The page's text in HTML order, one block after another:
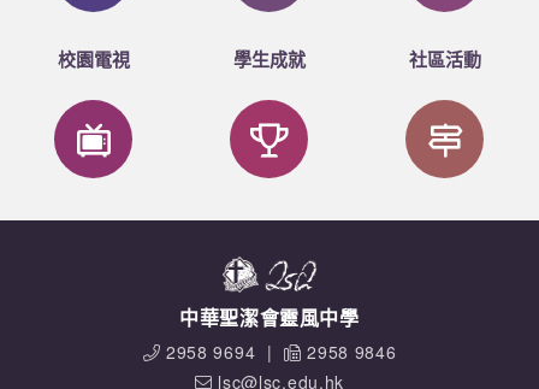
校園電視 學生成就 社區活動
中華聖潔會靈風中學
2958 9694 |
2958 9846
lsc@lsc.edu.hk